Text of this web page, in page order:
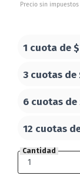
Precio sin
1 cuota de
3 cuotas de
6 cuotas de
12 cuotas
Cantidad